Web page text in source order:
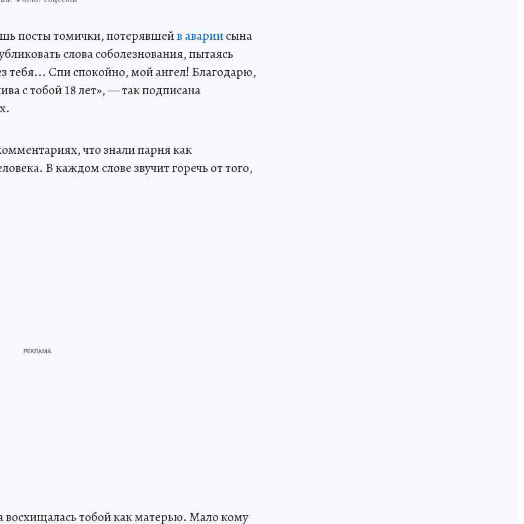
посты томички, потерявшейв авариисына
слова соболезнования, пытаясь
тебя... Спи спокойно, мой ангел! Благодарю,
с тобой 18 лет», — так подписана
что знали парня как
В каждом слове звучит горечь от того,
восхищалась тобой как матерью. Мало кому